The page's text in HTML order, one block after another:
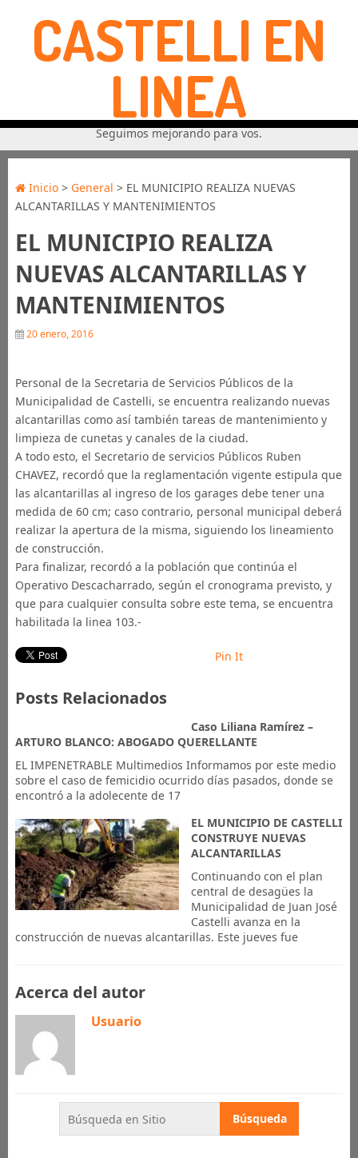
CASTELLI EN
LINEA
Seguimos mejorando para vos.
Inicio> General > EL MUNICIPIO REALIZA NUEVAS
ALCANTARILLAS Y MANTENIMIENTOS
EL MUNICIPIO REALIZA
NUEVAS ALCANTARILLAS Y
MANTENIMIENTOS
20 enero, 2016
Personal de la Secretaria de Servicios Públicos de la
Municipalidad de Castelli, se encuentra realizando nuevas
alcantarillas como así también tareas de mantenimiento y
limpieza de cunetas y canales de la ciudad.
A todo esto, el Secretario de servicios Públicos Ruben
CHAVEZ, recordó que la reglamentación vigente estipula que
las alcantarillas al ingreso de los garages debe tener una
medida de 60 cm; caso contrario, personal municipal deberá
realizar la apertura de la misma, siguiendo los lineamiento
de construcción.
Para finalizar, recordó a la población que continúa el
Operativo Descacharrado, según el cronograma previsto, y
que para cualquier consulta sobre este tema, se encuentra
habilitada la linea 103.-
Pin It
Posts Relacionados
Caso Liliana Ramírez –
ARTURO BLANCO: ABOGADO QUERELLANTE
EL IMPENETRABLE Multimedios Informamos por este medio
sobre el caso de femicidio ocurrido días pasados, donde se
encontró a la adolecente de 17
EL MUNICIPIO DE CASTELLI
CONSTRUYE NUEVAS
ALCANTARILLAS
Continuando con el plan
central de desagües la
Municipalidad de Juan José
Castelli avanza en la
construcción de nuevas alcantarillas. Este jueves fue
Acerca del autor
Usuario